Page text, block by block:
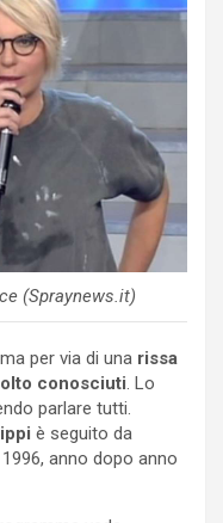
(Spraynews.it)
per via di una rissa
conosciuti. Lo
parlare tutti.
è seguito da
anno dopo anno